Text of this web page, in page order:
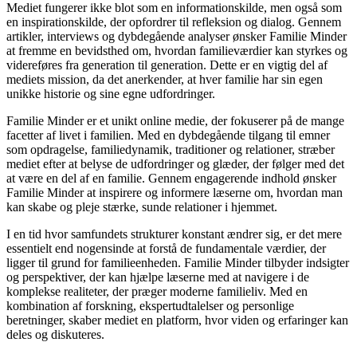
Mediet fungerer ikke blot som en informationskilde, men også som
en inspirationskilde, der opfordrer til refleksion og dialog. Gennem
artikler, interviews og dybdegående analyser ønsker Familie Minder
at fremme en bevidsthed om, hvordan familieværdier kan styrkes og
videreføres fra generation til generation. Dette er en vigtig del af
mediets mission, da det anerkender, at hver familie har sin egen
unikke historie og sine egne udfordringer.
Familie Minder er et unikt online medie, der fokuserer på de mange
facetter af livet i familien. Med en dybdegående tilgang til emner
som opdragelse, familiedynamik, traditioner og relationer, stræber
mediet efter at belyse de udfordringer og glæder, der følger med det
at være en del af en familie. Gennem engagerende indhold ønsker
Familie Minder at inspirere og informere læserne om, hvordan man
kan skabe og pleje stærke, sunde relationer i hjemmet.
I en tid hvor samfundets strukturer konstant ændrer sig, er det mere
essentielt end nogensinde at forstå de fundamentale værdier, der
ligger til grund for familieenheden. Familie Minder tilbyder indsigter
og perspektiver, der kan hjælpe læserne med at navigere i de
komplekse realiteter, der præger moderne familieliv. Med en
kombination af forskning, ekspertudtalelser og personlige
beretninger, skaber mediet en platform, hvor viden og erfaringer kan
deles og diskuteres.